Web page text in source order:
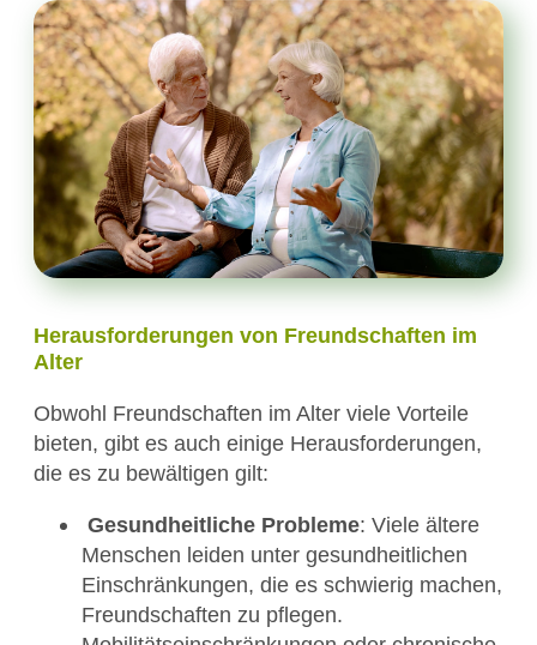
Herausforderungen von Freundschaften im
Alter
Obwohl Freundschaften im Alter viele Vorteile
bieten, gibt es auch einige Herausforderungen,
die es zu bewältigen gilt:
Gesundheitliche Probleme: Viele ältere
Menschen leiden unter gesundheitlichen
Einschränkungen, die es schwierig machen,
Freundschaften zu pflegen.